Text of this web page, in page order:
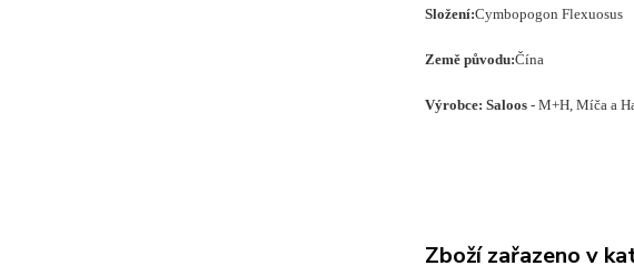
Složení:Cymbopogon Flexuosus
Země původu:Čína
Výrobce: Saloos- M+H, Míča a
Zboží zařazeno v